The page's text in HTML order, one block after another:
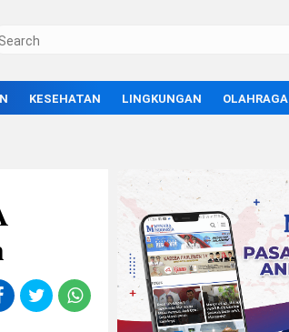
KESEHATAN LINGKUNGAN OLAHRAGA